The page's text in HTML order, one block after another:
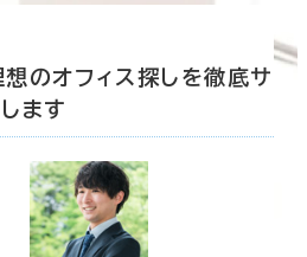
のオフィス探しを徹底サ
ます